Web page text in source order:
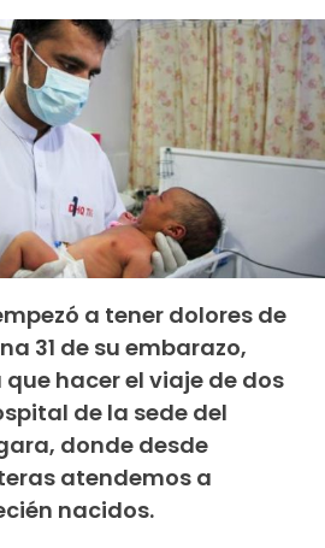
a tener dolores de
31 de su embarazo,
hacer el viaje de dos
de la sede del
donde desde
atendemos a
nacidos.